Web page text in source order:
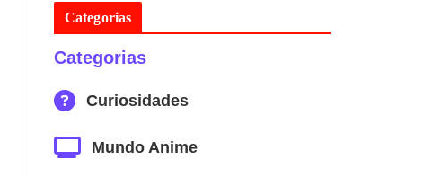
Categorias
Categorias
Curiosidades
Mundo Anime